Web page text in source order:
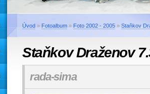
Úvod » Fotoalbum » Foto 2002 - 2005 » Staňkov
Staňkov Draženov
rada-sima